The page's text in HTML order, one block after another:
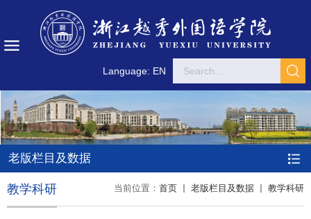
Language: EN
老版栏目及数据
当前位置： 首页 老版栏目及数据 教学科研
教学科研